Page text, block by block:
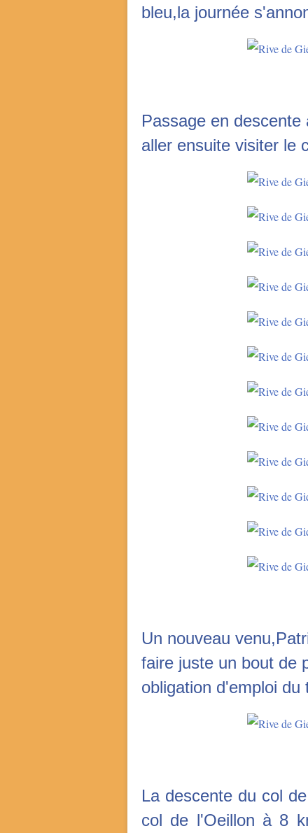
bleu,la journée
Passage en
aller ensuite visiter le
Un nouveau
faire juste un bout de
obligation d'emploi du
La descente du col
col de l'Oeillon à 8